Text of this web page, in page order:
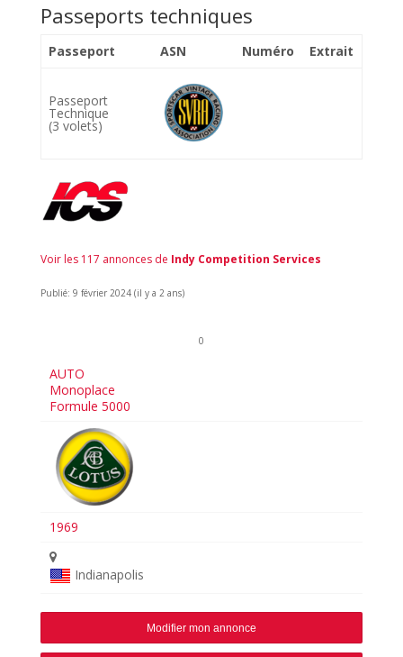
Passeports techniques
Passeport ASN Numéro Extrait
Passeport
Technique
(3 volets)
Voir les 117 annonces de Indy Competition Services
Publié: 9 février 2024 (il y a 2 ans)
0
AUTO
Monoplace
Formule 5000
1969
Indianapolis
Modifier mon annonce